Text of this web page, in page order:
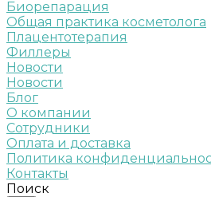
Биорепарация
Общая практика косметолога
Плацентотерапия
Филлеры
Новости
Новости
Блог
О компании
Сотрудники
Оплата и доставка
Политика
Контакты
Поиск